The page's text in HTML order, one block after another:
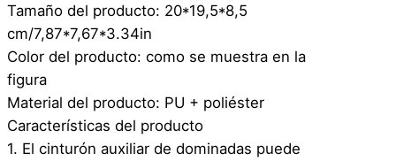
Tamaño del producto: 20*19,5*8,5
cm/7,87*7,67*3.34in
Color del producto: como se muestra en la
figura
Material del producto: PU + poliéster
Características del producto
1. El cinturón auxiliar de dominadas puede